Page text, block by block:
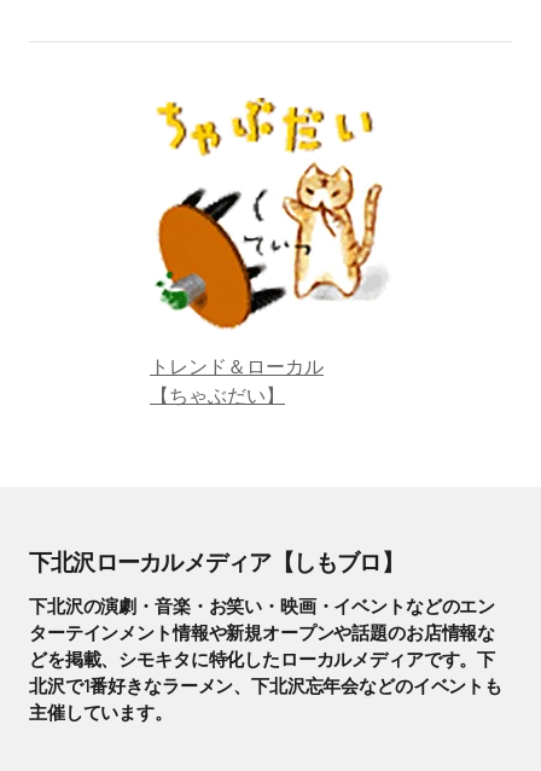
トレンド＆ローカル
【ちゃぶだい】
下北沢ローカルメディア【しもブロ】
下北沢の演劇・音楽・お笑い・映画・イベントなどのエン
ターテインメント情報や新規オープンや話題のお店情報な
どを掲載、シモキタに特化したローカルメディアです。下
北沢で1番好きなラーメン、下北沢忘年会などのイベントも
主催しています。